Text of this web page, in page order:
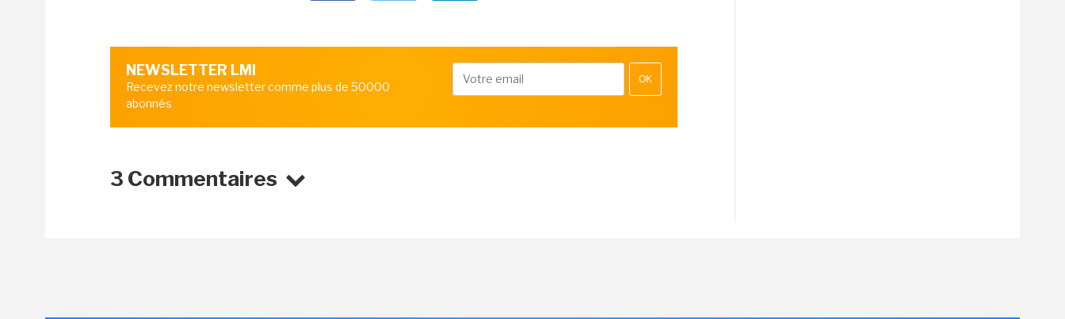
NEWSLETTER LMI
Recevez notre newsletter comme plus de 50000
abonnés
OK
3 Commentaires